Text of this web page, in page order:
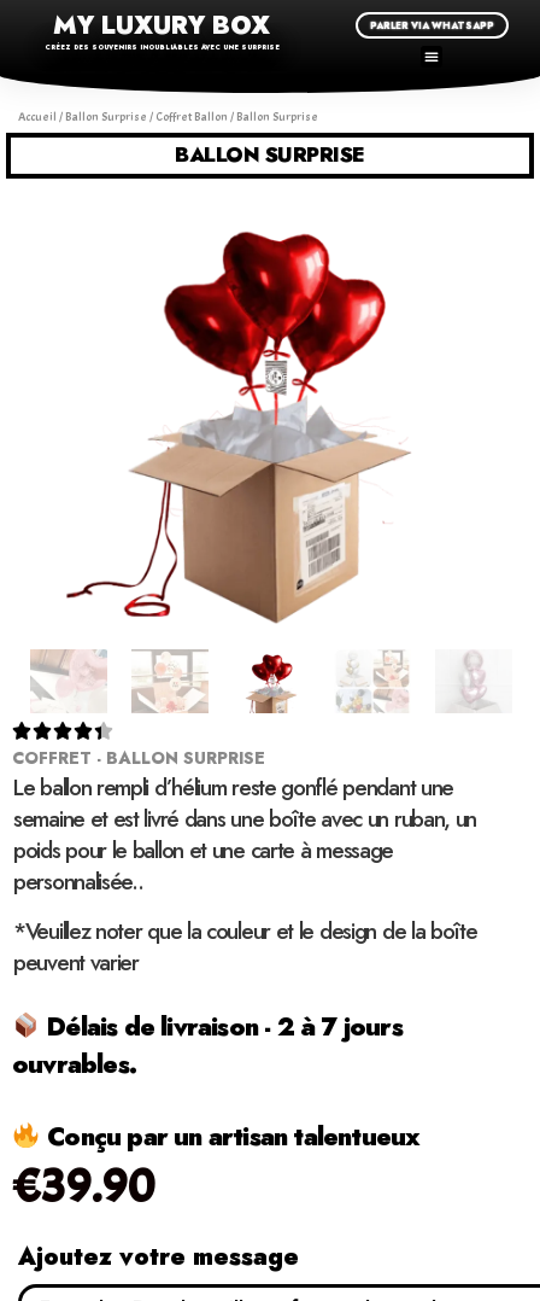
MY LUXURY BOX
CRÉEZ DES SOUVENIRS INOUBLIABLES AVEC UNE SURPRISE
PARLER VIA WHATSAPP
Accueil / Ballon Surprise / Coffret Ballon / Ballon Surprise
BALLON SURPRISE

COFFRET - BALLON SURPRISE
Le ballon rempli d’hélium reste gonflé pendant une
semaine et est livré dans une boîte avec un ruban, un
poids pour le ballon et une carte à message
personnalisée..
*Veuillez noter que la couleur et le design de la boîte
peuvent varier
Délais de livraison - 2 à 7 jours
ouvrables.
Conçu par un artisan talentueux
€39.90
Ajoutez votre message